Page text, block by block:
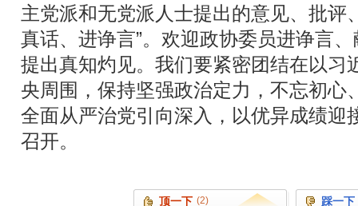
主党派和无党派人士提出的意见、批评
真话、进诤言”。欢迎政协委员进诤言
提出真知灼见。我们要紧密团结在以习
央周围，保持坚强政治定力，不忘初心
全面从严治党引向深入，以优异成绩迎
召开。
顶一下 (2) 踩一下